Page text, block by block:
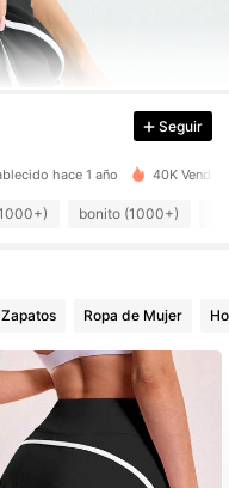
Seguir
hace 1 año 40K
bonito (1000+)
Zapatos Ropa de Mujer